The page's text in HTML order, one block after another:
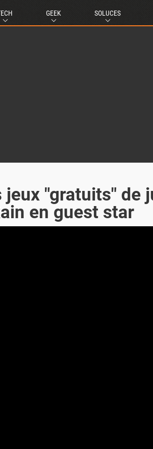
GEEK SOLUCES
jeux "gratuits" de
en guest star